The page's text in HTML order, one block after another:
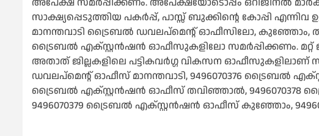
സാക്ഷ്യപ്പെടുത്തിയ പകര്‍പ്പ്, പാസ്സ് ബുക്കിന്റെ കോപ്പി
മാനന്തവാടി ട്രൈബല്‍ ഡവലപ്‌മെന്റ് ഓഫീസിലോ, കുഞ്ഞോം,
ട്രൈബല്‍ എക്സ്റ്റന്‍ഷന്‍ ഓഫീസുകളിലോ സമര്‍പ്പിക്കണം. മറ്റ്
അതാത് ജില്ലകളിലെ പട്ടികവര്‍ഗ്ഗ വികസന ഓഫീസുകളിലാണ്
ഡവലപ്‌മെന്റ് ഓഫീസ് മാനന്തവാടി, 9496070376 ട്രൈബല്‍
ട്രൈബല്‍ എക്സ്റ്റന്‍ഷന്‍ ഓഫീസ് തവിഞ്ഞാല്‍, 9496070378
9496070379 ട്രൈബല്‍ എക്സ്റ്റന്‍ഷന്‍ ഓഫീസ് കുഞ്ഞോം,